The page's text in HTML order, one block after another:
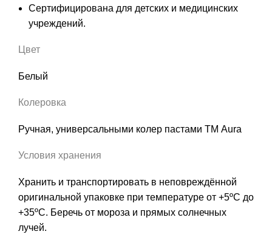
Сертифицирована для детских и медицинских
учреждений.
Цвет
Белый
Колеровка
Ручная, универсальными колер пастами ТМ Aura
Условия хранения
Хранить и транспортировать в неповреждённой
оригинальной упаковке при температуре от +5ºС до
+35ºС. Беречь от мороза и прямых солнечных
лучей.